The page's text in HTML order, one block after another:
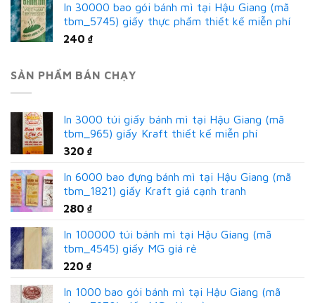
In 30000 bao gói bánh mì tại Hậu Giang (mã
tbm_5745) giấy thực phẩm thiết kế miễn phí
240 ₫
SẢN PHẨM BÁN CHẠY
In 3000 túi giấy bánh mì tại Hậu Giang (mã
tbm_965) giấy Kraft thiết kế miễn phí
320 ₫
In 6000 bao đựng bánh mì tại Hậu Giang (mã
tbm_1821) giấy Kraft giá cạnh tranh
280 ₫
In 100000 túi bánh mì tại Hậu Giang (mã
tbm_4545) giấy MG giá rẻ
220 ₫
In 1000 bao gói bánh mì tại Hậu Giang (mã